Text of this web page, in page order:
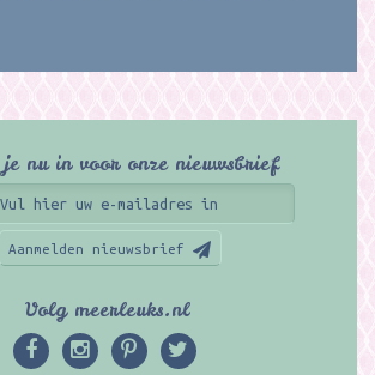
nu in voor onze nieuwsbrief
Aanmelden nieuwsbrief
Volg meerleuks.nl